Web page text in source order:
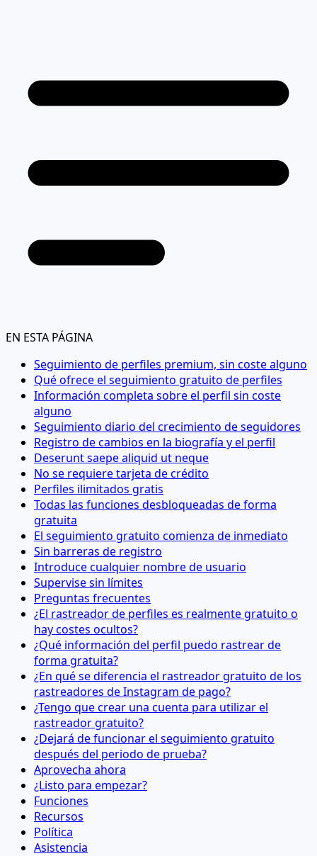
EN ESTA PÁGINA
Seguimiento de perfiles premium, sin coste alguno
Qué ofrece el seguimiento gratuito de perfiles
Información completa sobre el perfil sin coste
alguno
Seguimiento diario del crecimiento de seguidores
Registro de cambios en la biografía y el perfil
Deserunt saepe aliquid ut neque
No se requiere tarjeta de crédito
Perfiles ilimitados gratis
Todas las funciones desbloqueadas de forma
gratuita
El seguimiento gratuito comienza de inmediato
Sin barreras de registro
Introduce cualquier nombre de usuario
Supervise sin límites
Preguntas frecuentes
¿El rastreador de perfiles es realmente gratuito o
hay costes ocultos?
¿Qué información del perfil puedo rastrear de
forma gratuita?
¿En qué se diferencia el rastreador gratuito de los
rastreadores de Instagram de pago?
¿Tengo que crear una cuenta para utilizar el
rastreador gratuito?
¿Dejará de funcionar el seguimiento gratuito
después del periodo de prueba?
Aprovecha ahora
¿Listo para empezar?
Funciones
Recursos
Política
Asistencia